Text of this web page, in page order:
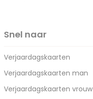
Snel naar
Verjaardagskaarten
Verjaardagskaarten man
Verjaardagskaarten vrouw